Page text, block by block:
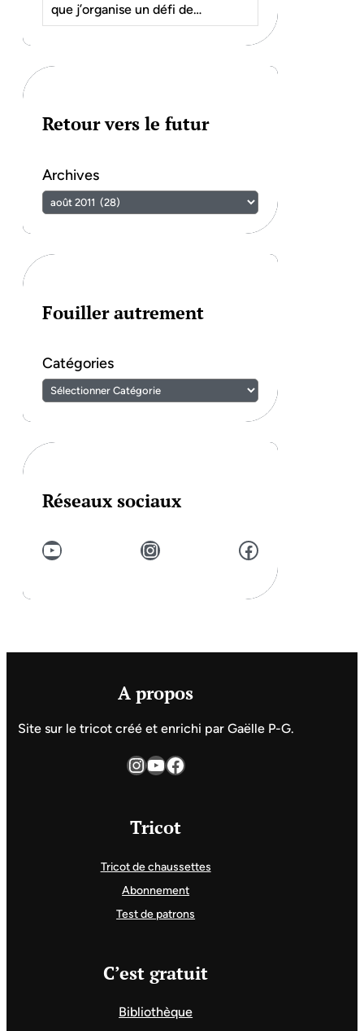
que j’organise un défi de…
Retour vers le futur
Archives
Fouiller autrement
Catégories
Réseaux sociaux
YouTube Instagram Facebook
A propos
Site sur le tricot créé et enrichi par Gaëlle P-G.
InstagramYouTube Facebook
Tricot
Tricot de chaussettes
Abonnement
Test de patrons
C’est gratuit
Bibliothèque